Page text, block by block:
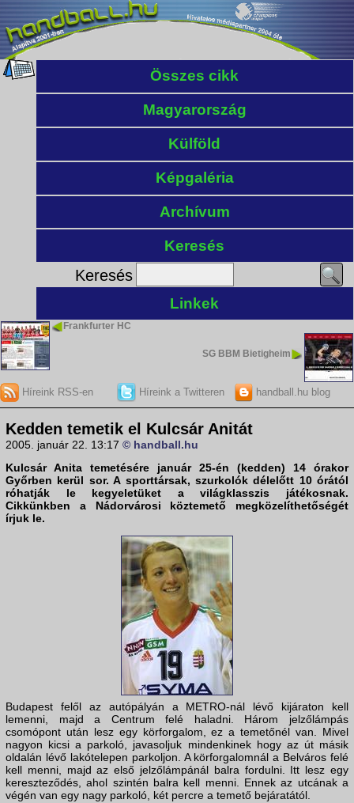
Összes cikk
Magyarország
Külföld
Képgaléria
Archívum
Keresés
Keresés
Linkek
Frankfurter HC
SG BBM Bietigheim
Híreink RSS-en Híreink a Twitteren handball.hu blog
Kedden temetik el Kulcsár Anitát
2005. január 22. 13:17 © handball.hu
Kulcsár Anita temetésére január 25-én (kedden) 14 órakor
Győrben kerül sor. A sporttársak, szurkolók délelőtt 10 órától
róhatják le kegyeletüket a világklasszis játékosnak.
Cikkünkben a Nádorvárosi köztemető megközelíthetőségét
írjuk le.
Budapest felől az autópályán a METRO-nál lévő kijáraton kell
lemenni, majd a Centrum felé haladni. Három jelzőlámpás
csomópont után lesz egy körforgalom, ez a temetőnél van. Mivel
nagyon kicsi a parkoló, javasoljuk mindenkinek hogy az út másik
oldalán lévő lakótelepen parkoljon. A körforgalomnál a Belváros felé
kell menni, majd az első jelzőlámpánál balra fordulni. Itt lesz egy
kereszteződés, ahol szintén balra kell menni. Ennek az utcának a
végén van egy nagy parkoló, két percre a temető bejáratától.